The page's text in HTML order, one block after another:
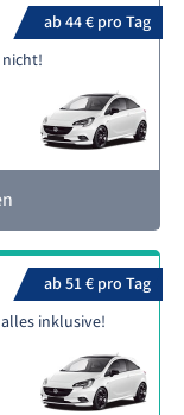
ab 44 € pro Tag
ab 51 € pro Tag
inklusive!